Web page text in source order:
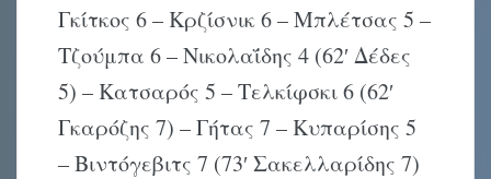
Γκίτκος 6 – Kρζίσνικ 6 – Mπλέτσας 5 –
Tζούμπα 6 – Nικολαΐδης 4 (62′ Δέδες
5) – Kατσαρός 5 – Tελκίφσκι 6 (62′
Γκαρόζης 7) – Γήτας 7 – Kυπαρίσης 5
– Bιντόγεβιτς 7 (73′ Σακελλαρίδης 7)